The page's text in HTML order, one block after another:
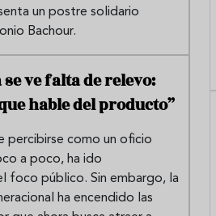
un postre solidario
Bachour.
ve falta de relevo:
hable del producto”
percibirse como un oficio
a poco, ha ido
foco público. Sin embargo, la
ha encendido las